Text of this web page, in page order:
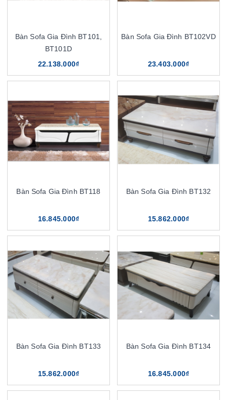
Bàn Sofa Gia Đình BT101,
BT101D
22.138.000₫
Bàn Sofa Gia Đình BT102VD
23.403.000₫
Bàn Sofa Gia Đình BT118
16.845.000₫
Bàn Sofa Gia Đình BT132
15.862.000₫
Bàn Sofa Gia Đình BT133
15.862.000₫
Bàn Sofa Gia Đình BT134
16.845.000₫